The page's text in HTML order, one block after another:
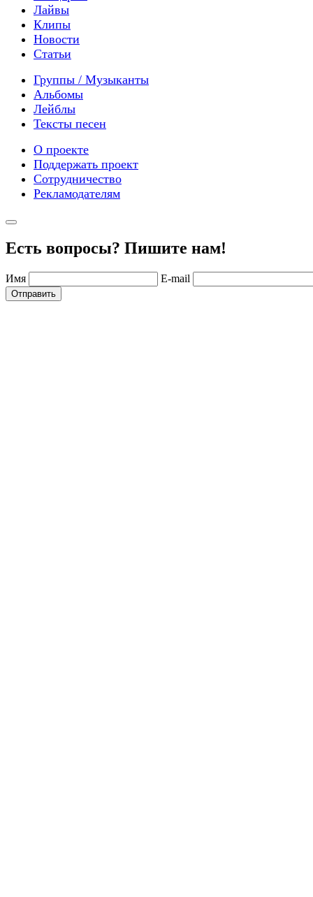
Лайвы
Клипы
Новости
Статьи
Группы / Музыканты
Альбомы
Лейблы
Тексты песен
О проекте
Поддержать проект
Сотрудничество
Рекламодателям
Есть вопросы? Пишите нам!
Имя E-mail